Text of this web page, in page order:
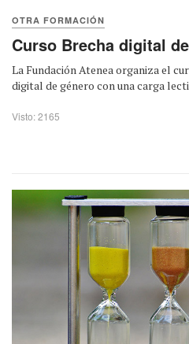
OTRA FORMACIÓN
Curso Brecha digital
La Fundación Atenea organiza el
digital de género con una carga
Visto: 2165